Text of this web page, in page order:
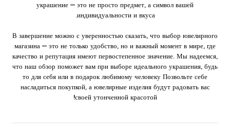
украшение — это не просто предмет, а символ вашей
индивидуальности и вкуса.
В завершение можно с уверенностью сказать, что выбор ювелирного
магазина — это не только удобство, но и важный момент в мире, где
качество и репутация имеют первостепенное значение. Мы надеемся,
что наш обзор поможет вам при выборе идеального украшения, будь
то для себя или в подарок любимому человеку Позвольте себе
насладиться покупкой, а ювелирные изделия будут радовать вас
своей утонченной красотой!